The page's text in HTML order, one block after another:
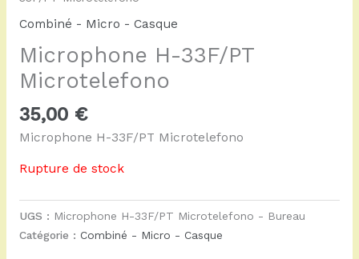
Combiné - Micro - Casque
Microphone H-33F/PT
Microtelefono
35,00 €
Microphone H-33F/PT Microtelefono
Rupture de stock
UGS : Microphone H-33F/PT Microtelefono - Bureau
Catégorie : Combiné - Micro - Casque